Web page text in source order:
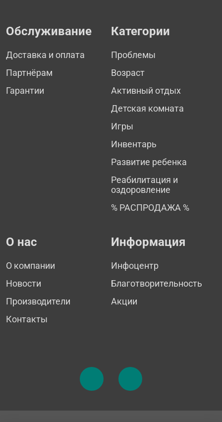
Обслуживание
Доставка и оплата
Партнёрам
Гарантии
Категории
Проблемы
Возраст
Активный отдых
Детская комната
Игры
Инвентарь
Развитие ребенка
Реабилитация и
оздоровление
% РАСПРОДАЖА %
О нас
О компании
Новости
Производители
Контакты
Информация
Инфоцентр
Благотворительность
Акции